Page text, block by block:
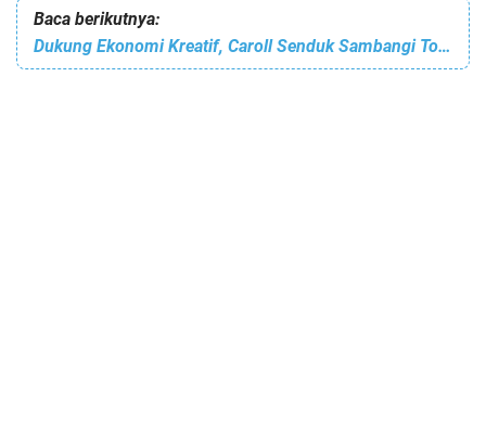
Baca berikutnya:
Dukung Ekonomi Kreatif, Caroll Senduk Sambangi Tomohon Creative Space